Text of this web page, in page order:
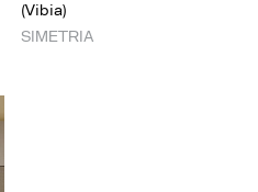
(Vibia)
SIMETRIA